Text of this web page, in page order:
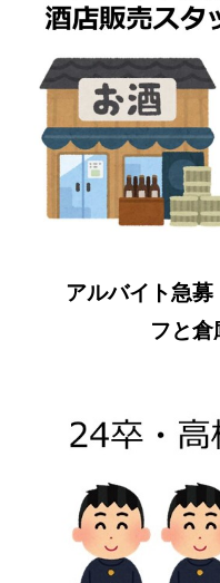
アルバイト急
フと倉